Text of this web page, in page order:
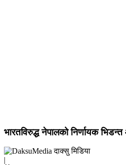
भारतविरुद्ध नेपालको निर्णायक
दाक्सु मिडिया
|